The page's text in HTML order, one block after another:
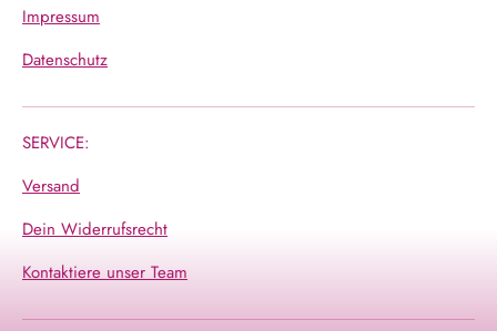
Impressum
Datenschutz
SERVICE:
Versand
Dein Widerrufsrecht
Kontaktiere unser Team